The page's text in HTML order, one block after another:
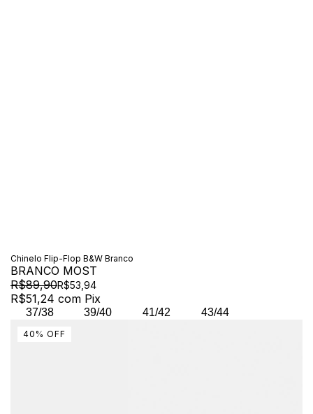
Chinelo Flip-Flop B&W Branco
BRANCO MOST
R$89,90R$53,94
R$51,24 com Pix
37/38 39/40 41/42 43/44
40 % OFF